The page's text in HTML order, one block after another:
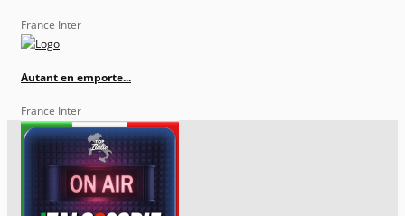
France Inter
Autant en emporte...
France Inter